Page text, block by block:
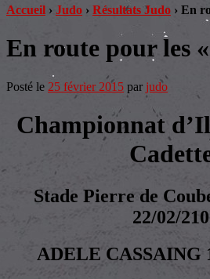
Accueil › Judo › Résultats Judo › En
En route pour les
Posté le 25 février 2015 par judo
Championnat
Stade Pierre de
22/02/
ADELE CASSAING